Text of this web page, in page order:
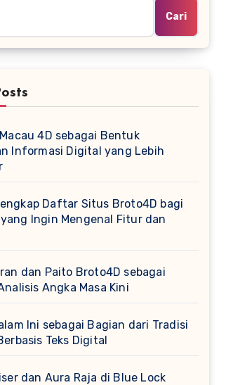
Cari
4D sebagai Bentuk
Informasi Digital yang Lebih
Daftar Situs Broto4D bagi
Ingin Mengenal Fitur dan
dan Paito Broto4D sebagai
Angka Masa Kini
Ini sebagai Bagian dari Tradisi
Teks Digital
dan Aura Raja di Blue Lock